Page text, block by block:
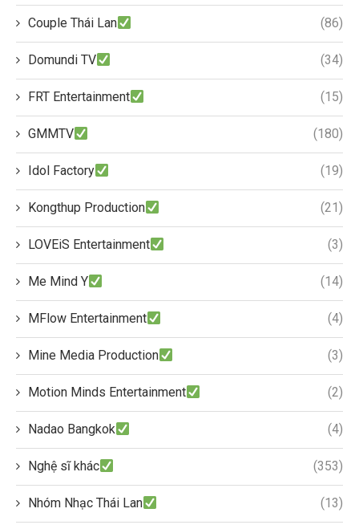
Couple Thái Lan (86)
Domundi TV (34)
FRT Entertainment (15)
GMMTV (180)
Idol Factory (19)
Kongthup Production (21)
LOVEiS Entertainment (3)
Me Mind Y (14)
MFlow Entertainment (4)
Mine Media Production (3)
Motion Minds Entertainment (2)
Nadao Bangkok (4)
Nghệ sĩ khác (353)
Nhóm Nhạc Thái Lan (13)